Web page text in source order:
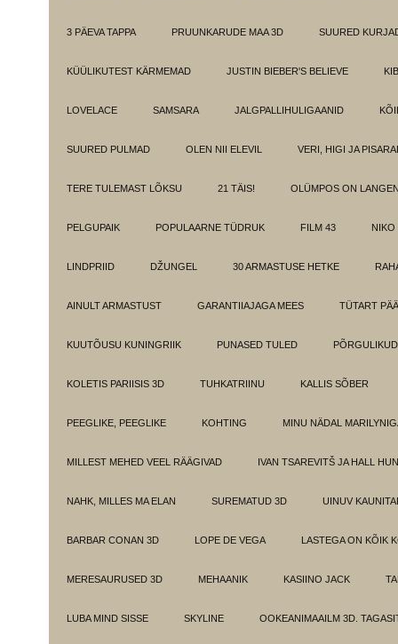
3 PÄEVA TAPPA PRUUNKARUDE MAA 3D SUURED
KÜÜLIKUTEST KÄRMEMAD JUSTIN BIEBER'S BELIEVE
LOVELACE SAMSARA JALGPALLIHULIGAANID
SUURED PULMAD OLEN NII ELEVIL VERI, HIGI JA
TERE TULEMAST LÕKSU 21 TÄIS! OLÜMPOS ON
PELGUPAIK POPULAARNE TÜDRUK FILM 43 NIKO
LINDPRIID DŽUNGEL 30 ARMASTUSE HETKE
AINULT ARMASTUST GARANTIIAJAGA MEES TÜTART
KUUTÕUSU KUNINGRIIK PUNASED TULED
KOLETIS PARIISIS 3D TUHKATRIINU KALLIS SÕBER
PEEGLIKE, PEEGLIKE KOHTING MINU NÄDAL
MILLEST MEHED VEEL RÄÄGIVAD IVAN TSAREVITŠ JA HALL
NAHK, MILLES MA ELAN SUREMATUD 3D UINUV
BARBAR CONAN 3D LOPE DE VEGA LASTEGA ON KÕIK
MERESAURUSED 3D MEHAANIK KASIINO JACK
LUBA MIND SISSE SKYLINE OOKEANIMAAILM 3D.